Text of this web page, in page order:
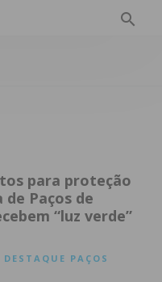
para proteção
Paços de
“luz verde”
DESTAQUE PAÇOS